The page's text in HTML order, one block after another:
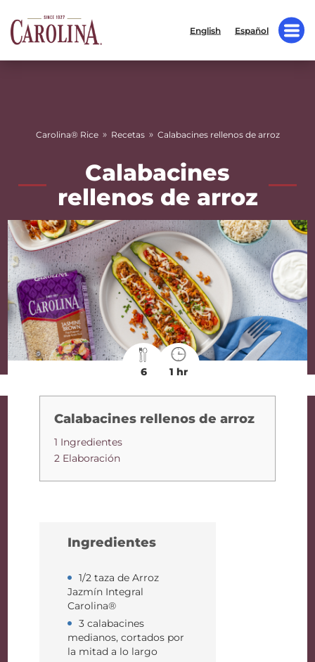
English Español
Carolina® Rice » Recetas » Calabacines rellenos de arroz
Calabacines
rellenos de arroz
6 1 hr
Calabacines rellenos de arroz
1 Ingredientes
2 Elaboración
Ingredientes
1/2 taza de Arroz
Jazmín Integral
Carolina®
3 calabacines
medianos, cortados por
la mitad a lo largo